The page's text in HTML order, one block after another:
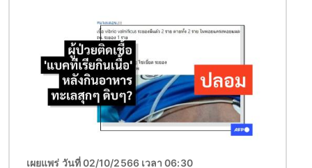
เผยแพร่ วันที่ 02/10/2566 เวลา 06:30